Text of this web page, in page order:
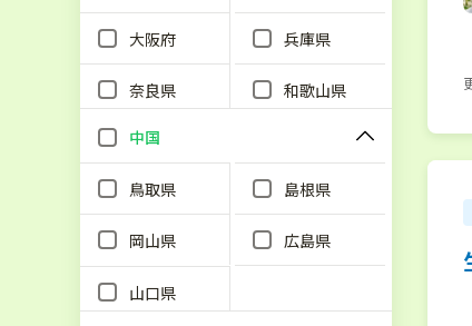
大阪府 兵庫県
奈良県 和歌山県
中国
鳥取県 島根県
岡山県 広島県
山口県